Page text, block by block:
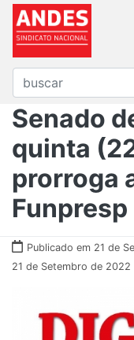
Senado
quinta
prorroga
Funpresp
Publicado em 21 de
21 de Setembro de 2022